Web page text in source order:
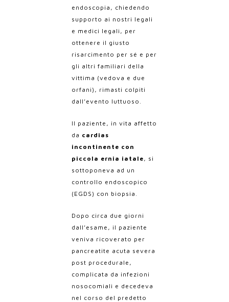
endoscopia, chiedendo
supporto ai nostri legali
e medici legali, per
ottenere il giusto
risarcimento per sé e per
gli altri familiari della
vittima (vedova e due
orfani), rimasti colpiti
dall’evento luttuoso.
Il paziente, in vita affetto
da cardias
incontinente con
piccola ernia iatale, si
sottoponeva ad un
controllo endoscopico
(EGDS) con biopsia.
Dopo circa due giorni
dall’esame, il paziente
veniva ricoverato per
pancreatite acuta severa
post procedurale,
complicata da infezioni
nosocomiali e decedeva
nel corso del predetto